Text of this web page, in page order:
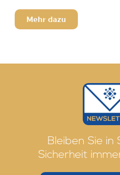
Mehr dazu
Bleiben Sie in
Sicherheit